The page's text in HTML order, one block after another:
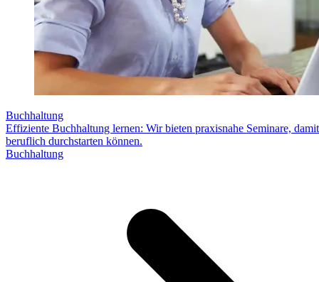
Buchhaltung
Effiziente Buchhaltung lernen: Wir bieten praxisnahe Seminare,
beruflich durchstarten können.
Buchhaltung